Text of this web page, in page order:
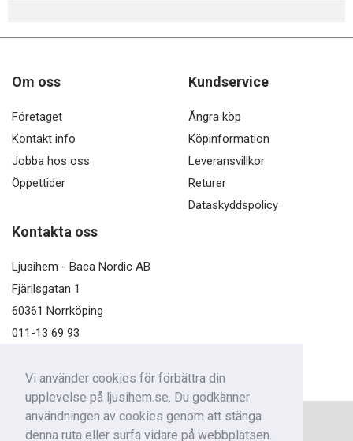
Vi använder cookies för förbättra din
upplevelse på ljusihem.se. Du godkänner
användningen av cookies genom att stänga
denna ruta eller surfa vidare på webbplatsen.
Om oss
Företaget
Kontakt info
Jobba hos oss
Öppettider
Kundservice
Ångra köp
Köpinformation
Leveransvillkor
Returer
Dataskyddspolicy
Kontakta oss
Ljusihem - Baca Nordic AB
Fjärilsgatan 1
60361 Norrköping
011-13 69 93
Nyhetsbrev